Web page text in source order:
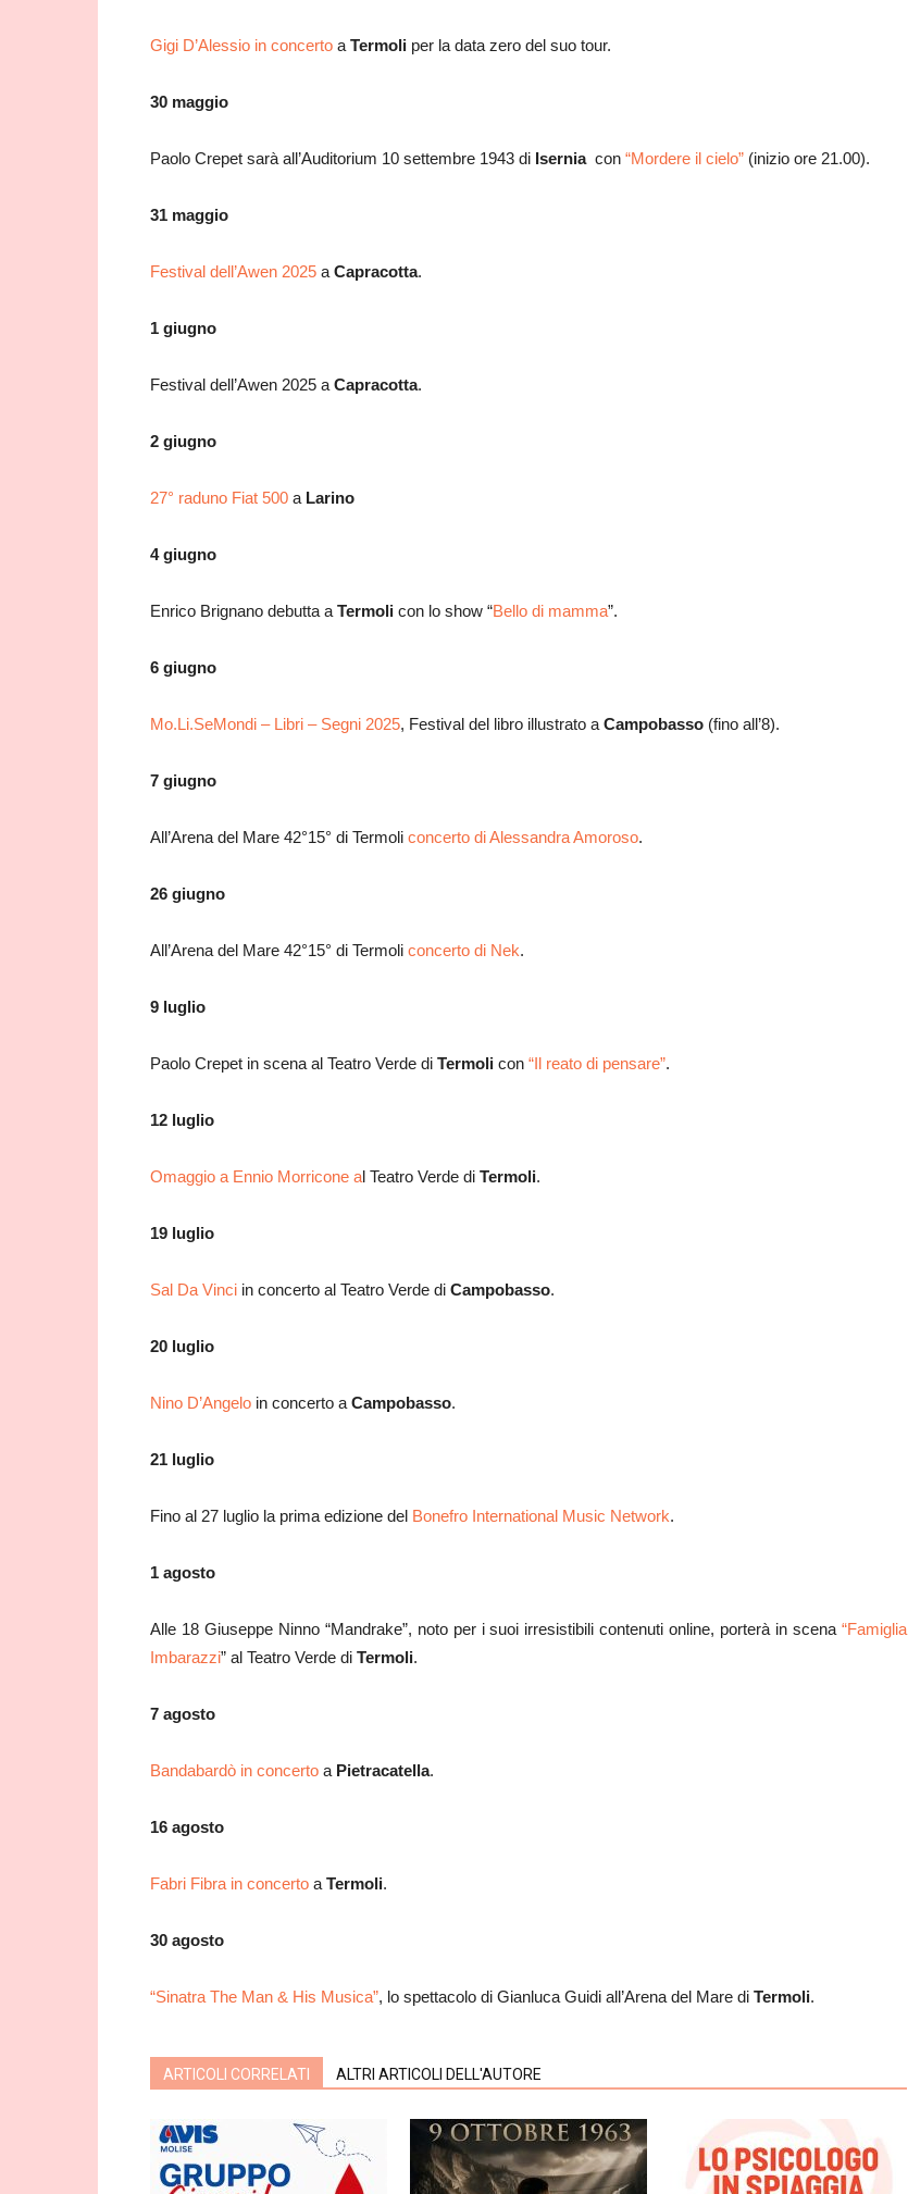
Gigi D’Alessio in concerto a Termoli per la data zero del suo tour.
30 maggio
Paolo Crepet sarà all’Auditorium 10 settembre 1943 di Iserniacon “Mordere il cielo” (inizio ore 21.00).
31 maggio
Festival dell’Awen 2025 a Capracotta.
1 giugno
Festival dell’Awen 2025 a Capracotta.
2 giugno
27° raduno Fiat 500 a Larino
4 giugno
Enrico Brignano debutta a Termoli con lo show “Bello di mamma”.
6 giugno
Mo.Li.SeMondi – Libri – Segni 2025, Festival del libro illustrato a Campobasso (fino all’8).
7 giugno
All’Arena del Mare 42°15° di Termoli concerto di Alessandra Amoroso.
26 giugno
All’Arena del Mare 42°15° di Termoli concerto di Nek.
9 luglio
Paolo Crepet in scena al Teatro Verde di Termoli con “Il reato di pensare”.
12 luglio
Omaggio a Ennio Morricone al Teatro Verde di Termoli.
19 luglio
Sal Da Vinci in concerto al Teatro Verde di Campobasso.
20 luglio
Nino D’Angelo in concerto a Campobasso.
21 luglio
Fino al 27 luglio la prima edizione del Bonefro International Music Network.
1 agosto
Alle 18 Giuseppe Ninno “Mandrake”, noto per i suoi irresistibili contenuti online, porterà in scena “Famiglia
Imbarazzi” al Teatro Verde di Termoli.
7 agosto
Bandabardò in concerto a Pietracatella.
16 agosto
Fabri Fibra in concerto a Termoli.
30 agosto
“Sinatra The Man & His Musica”, lo spettacolo di Gianluca Guidi all’Arena del Mare di Termoli.
ARTICOLI CORRELATI ALTRI ARTICOLI DELL'AUTORE